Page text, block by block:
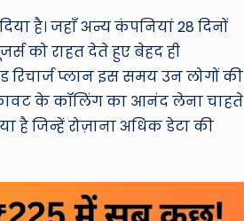
W
o
rl
d
है। जहाँ अन्य कंपनियां 28 दिनों
को राहत देते हुए बेहद ही
रिचार्ज प्लान इस समय उन लोगों की
के कॉलिंग का आनंद लेना चाहते
है जिन्हें रोज़ाना अधिक डेटा की